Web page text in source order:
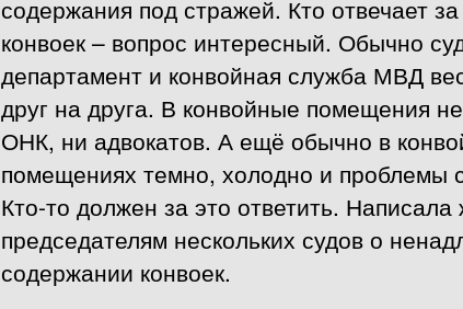
содержания под стражей. Кто отвечает
конвоек – вопрос интересный. Обычно
департамент и конвойная служба МВД
друг на друга. В конвойные помещения
ОНК, ни адвокатов. А ещё обычно в
помещениях темно, холодно и проблемы
Кто-то должен за это ответить.
председателям нескольких судов о
содержании конвоек.